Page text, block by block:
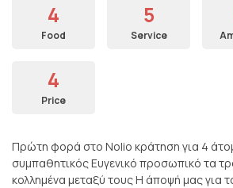
4
Food
5
Service
4
Price
Πρώτη φορά στο Nolio κράτηση για 4
συμπαθητικός Ευγενικό προσωπικό τα
κολλημένα μεταξύ τους Η άποψή μας για